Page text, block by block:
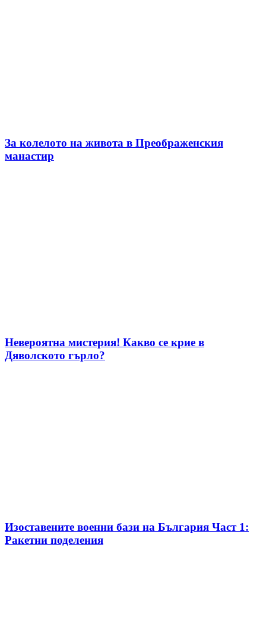
За колелото на живота в Преображенския
манастир
Невероятна мистерия! Какво се крие в
Дяволското гърло?
Изоставените военни бази на България Част 1:
Ракетни поделения